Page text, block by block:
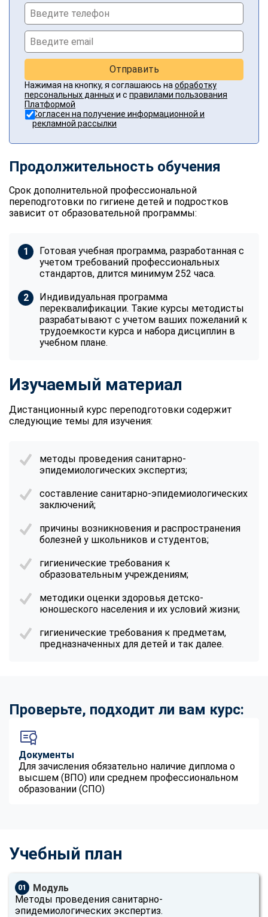
Отправить
Нажимая на кнопку, я соглашаюсь на обработку
персональных данныхи с правилами пользования
Платформой
Согласен на получение информационной и
рекламной рассылки
Продолжительность обучения
Срок дополнительной профессиональной
переподготовки по гигиене детей и подростков
зависит от образовательной программы:
Готовая учебная программа, разработанная с
учетом требований профессиональных
стандартов, длится минимум 252 часа.
Индивидуальная программа
переквалификации. Такие курсы методисты
разрабатывают с учетом ваших пожеланий к
трудоемкости курса и набора дисциплин в
учебном плане.
Изучаемый материал
Дистанционный курс переподготовки содержит
следующие темы для изучения:
методы проведения санитарно-
эпидемиологических экспертиз;
составление санитарно-эпидемиологических
заключений;
причины возникновения и распространения
болезней у школьников и студентов;
гигиенические требования к
образовательным учреждениям;
методики оценки здоровья детско-
юношеского населения и их условий жизни;
гигиенические требования к предметам,
предназначенных для детей и так далее.
Проверьте, подходит ли вам курс:
Документы
Для зачисления обязательно наличие диплома о
высшем (ВПО) или среднем профессиональном
образовании (СПО)
Учебный план
01
Модуль
Методы проведения санитарно-
эпидемиологических экспертиз.